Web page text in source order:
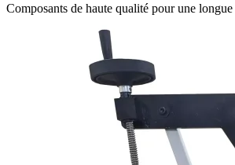
Composants de haute qualité pour une